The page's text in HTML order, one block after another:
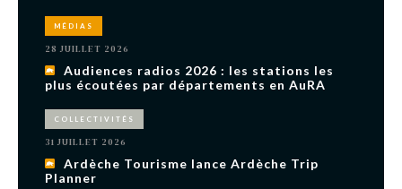
MÉDIAS
28 JUILLET 2026
Audiences radios 2026 : les stations les
plus écoutées par départements en AuRA
COLLECTIVITÉS
31 JUILLET 2026
Ardèche Tourisme lance Ardèche Trip
Planner